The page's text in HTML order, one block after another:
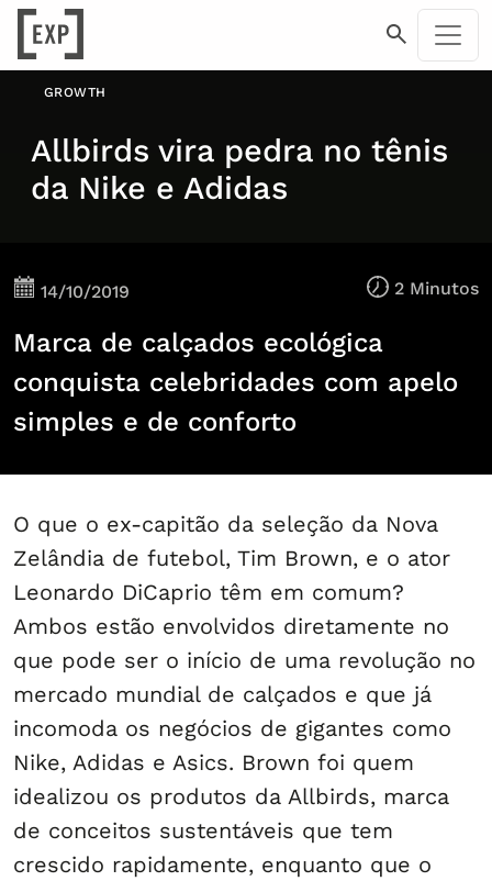
GROWTH
Allbirds vira pedra no tênis
da Nike e Adidas
14/10/2019 2 Minutos
Marca de calçados ecológica
conquista celebridades com apelo
simples e de conforto
O que o ex-capitão da seleção da Nova
Zelândia de futebol, Tim Brown, e o ator
Leonardo DiCaprio têm em comum?
Ambos estão envolvidos diretamente no
que pode ser o início de uma revolução no
mercado mundial de calçados e que já
incomoda os negócios de gigantes como
Nike, Adidas e Asics. Brown foi quem
idealizou os produtos da Allbirds, marca
de conceitos sustentáveis que tem
crescido rapidamente, enquanto que o